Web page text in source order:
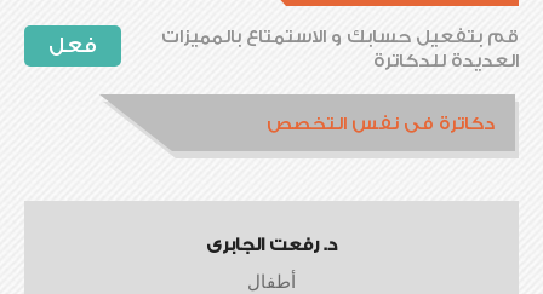
فعل
قم بتفعيل حسابك و الاستمتاع بالمميزات
العديدة للدكاترة
دكاترة فى نفس التخصص
د. رفعت الجابرى
أطفال